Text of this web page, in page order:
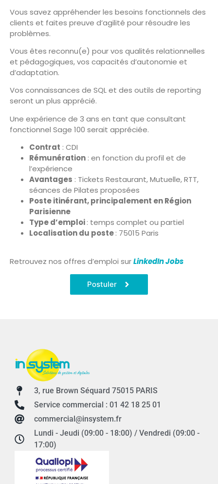
Vous savez appréhender les besoins fonctionnels des
clients et faites preuve d’agilité pour résoudre les
problèmes.
Vous êtes reconnu(e) pour vos qualités relationnelles
et pédagogiques, vos capacités d’autonomie et
d’adaptation.
Vos connaissances de SQL et des outils de reporting
seront un plus apprécié.
Une expérience de 3 ans en tant que consultant
fonctionnel Sage 100 serait appréciée.
Contrat : CDI
Rémunération : en fonction du profil et de
l’expérience
Avantages : Tickets Restaurant, Mutuelle, RTT,
séances de Pilates proposées
Poste itinérant, principalement en Région
Parisienne
Type d’emploi: temps complet ou partiel
Localisation du poste: 75015 Paris
Retrouvez nos offres d’emploi surLinkedIn Jobs
Postuler
3, rue Brown Séquard 75015 PARIS
Service commercial : 01 42 18 25 01
commercial@insystem.fr
Lundi - Jeudi (09:00 - 18:00) / Vendredi (09:00 -
17:00)